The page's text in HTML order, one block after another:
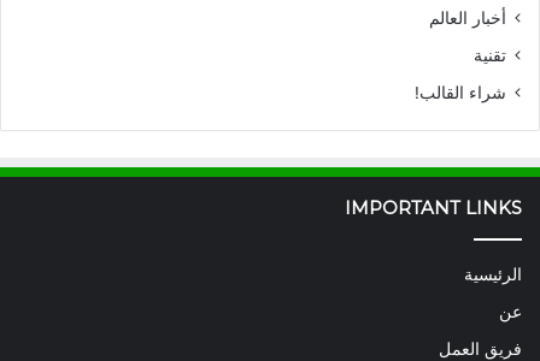
أخبار العالم
تقنية
شراء القالب!
IMPORTANT LINKS
الرئيسية
عن
فريق العمل